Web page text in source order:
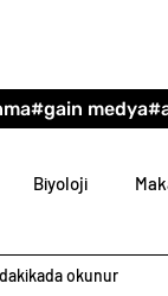
Biyoloji
Felsefe okunur
#gain medya